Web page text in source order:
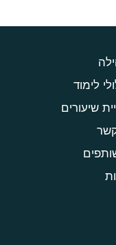
לימוד
שיעורים